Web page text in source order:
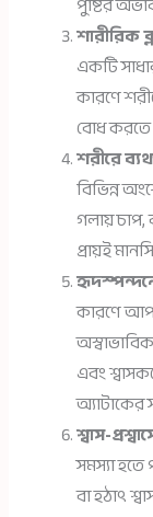
শারীরিক
একটি
কারণে
বোধ করতে
শরীরে
বিভিন্ন
গলায় চাপ,
প্রায়ই
কারণে
এবং
অ্যাটাকের
শ্বাস-
সমস্যা হতে
বা হঠাৎ